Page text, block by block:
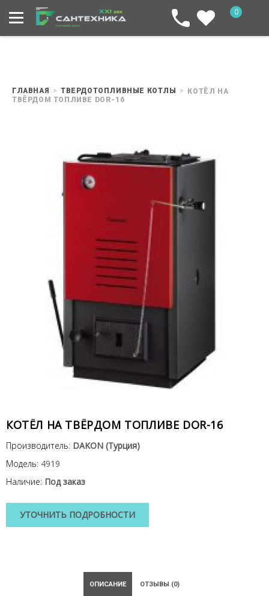
0
ГЛАВНАЯ ТВЕРДОТОПЛИВНЫЕ КОТЛЫ
КОТЁЛ НА
ТВЁРДОМ ТОПЛИВЕ DOR-16
КОТЁЛ НА ТВЁРДОМ ТОПЛИВЕ DOR-16
Производитель: DAKON (Турция)
Модель: 4919
Наличие: Под заказ
УТОЧНИТЬ ПОДРОБНОСТИ
ОПИСАНИЕ ОТЗЫВЫ (0)